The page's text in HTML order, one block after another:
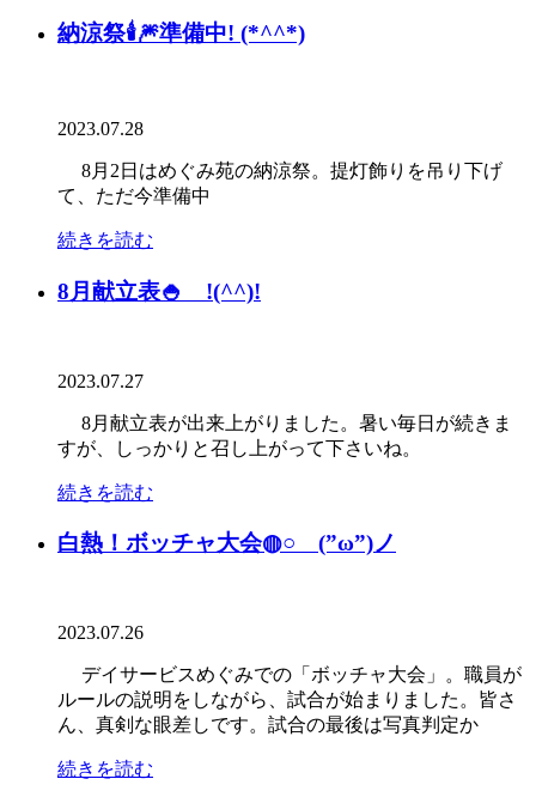
納涼祭🕯🎆準備中! (*^^*)
2023.07.28
8月2日はめぐみ苑の納涼祭。提灯飾りを吊り下げ
て、ただ今準備中
続きを読む
8月献立表🍚 !(^^)!
2023.07.27
8月献立表が出来上がりました。暑い毎日が続きま
すが、しっかりと召し上がって下さいね。
続きを読む
白熱！ボッチャ大会◍○ (”ω”)ノ
2023.07.26
デイサービスめぐみでの「ボッチャ大会」。職員が
ルールの説明をしながら、試合が始まりました。皆さ
ん、真剣な眼差しです。試合の最後は写真判定か
続きを読む